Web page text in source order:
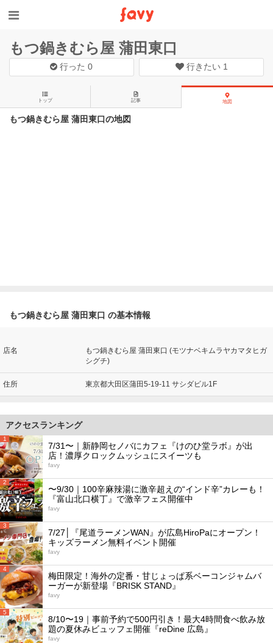
もつ鍋きむら屋 蒲田東口
行った0 行きたい 1
トップ 記事 地図
もつ鍋きむら屋 蒲田東口の地図
もつ鍋きむら屋 蒲田東口 の基本情報
店名
もつ鍋きむら屋 蒲田東口 (モツナベキムラヤカマタヒガ
シグチ)
住所 東京都大田区蒲田5-19-11 サシダビル1F
アクセスランキング
1
7/31〜｜新静岡セノバにカフェ『けのひ堂ラボ』が出
店！濃厚クロックムッシュにスイーツも
favy
2
〜9/30｜100辛麻辣湯に激辛超えの“インド辛”カレーも！
『富山北口横丁』で激辛フェス開催中
favy
3
7/27│『尾道ラーメンWAN』が広島HiroPaにオープン！
キッズラーメン無料イベント開催
favy
4
梅田限定！海外の定番・甘じょっぱ系ベーコンジャムバ
ーガーが新登場『BRISK STAND』
favy
5
8/10〜19｜事前予約で500円引き！最大4時間食べ飲み放
題の夏休みビュッフェ開催『reDine 広島』
favy